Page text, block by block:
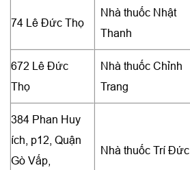
74 Lê Đức Thọ
Nhà thuốc Nhật
Thanh
672 Lê Đức
Thọ
Nhà thuốc Chỉnh
Trang
384 Phan Huy
ích, p12, Quận
Gò Vấp,
Nhà thuốc Trí Đức